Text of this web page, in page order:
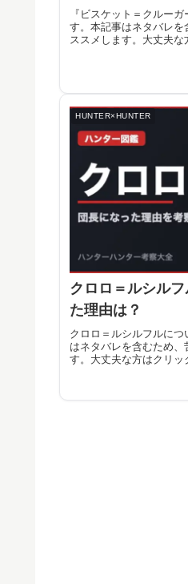
『ビスケット＝クルー
す。本記事はネタバレ
ススメします。大丈夫な
HUNTER×HUNTER
クロロ＝ルシル
た理由は？
クロロ＝ルシルフルに
はネタバレを含むため、
す。大丈夫な方はクリッ